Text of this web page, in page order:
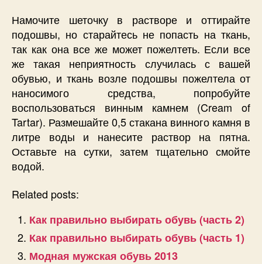
Намочите шеточку в растворе и оттирайте
подошвы, но старайтесь не попасть на ткань,
так как она все же может пожелтеть. Если все
же такая неприятность случилась с вашей
обувью, и ткань возле подошвы пожелтела от
наносимого средства, попробуйте
воспользоваться винным камнем (Cream of
Tartar). Размешайте 0,5 стакана винного камня в
литре воды и нанесите раствор на пятна.
Оставьте на сутки, затем тщательно смойте
водой.
Related posts:
Как правильно выбирать обувь (часть 2)
Как правильно выбирать обувь (часть 1)
Модная мужская обувь 2013